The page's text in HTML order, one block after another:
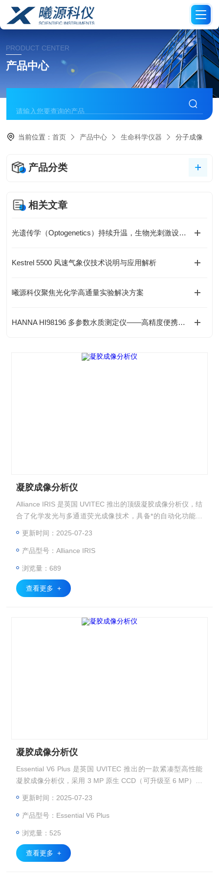
PRODUCT CENTER
产品中心
当前位置：首页 产品中心 生命科学仪器 分子成像
产品分类
相关文章
光遗传学（Optogenetics）持续升温，生物光刺激设备需求快速增长
Kestrel 5500 风速气象仪技术说明与应用解析
曦源科仪聚焦光化学高通量实验解决方案
HANNA HI98196 多参数水质测定仪——高精度便携式水质分析解决方案
凝胶成像分析仪
Alliance IRIS 是英国 UVITEC 推出的顶级凝胶成像分析仪，结
合了化学发光与多通道荧光成像技术，具备*的自动化功能与
更新时间：2025-07-23
产品型号：Alliance IRIS
浏览量：689
查看更多 +
凝胶成像分析仪
Essential V6 Plus 是英国 UVITEC 推出的一款紧凑型高性能
凝胶成像分析仪，采用 3 MP 原生 CCD（可升级至 6 MP），
更新时间：2025-07-23
产品型号：Essential V6 Plus
浏览量：525
查看更多 +